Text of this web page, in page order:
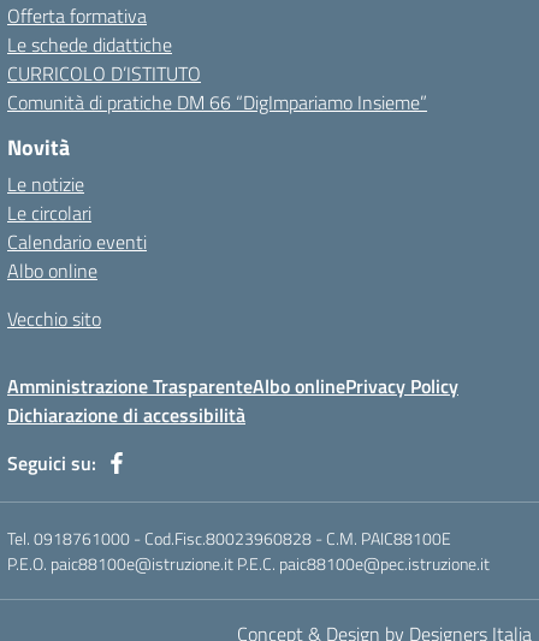
Offerta formativa
Le schede didattiche
CURRICOLO D’ISTITUTO
Comunità di pratiche DM 66 “DigImpariamo Insieme”
Novità
Le notizie
Le circolari
Calendario eventi
Albo online
Vecchio sito
Amministrazione TrasparenteAlbo onlinePrivacy Policy
Dichiarazione di accessibilità
Seguici su:
Tel. 0918761000 - Cod.Fisc.80023960828 - C.M. PAIC88100E
P.E.O. paic88100e@istruzione.it P.E.C. paic88100e@pec.istruzione.it
Concept & Design by Designers Italia